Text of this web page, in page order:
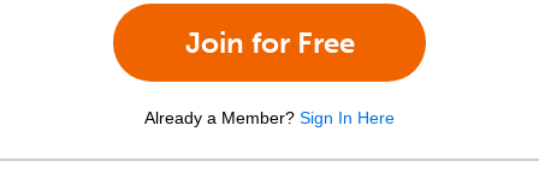
Join for Free
Already a Member? Sign In Here